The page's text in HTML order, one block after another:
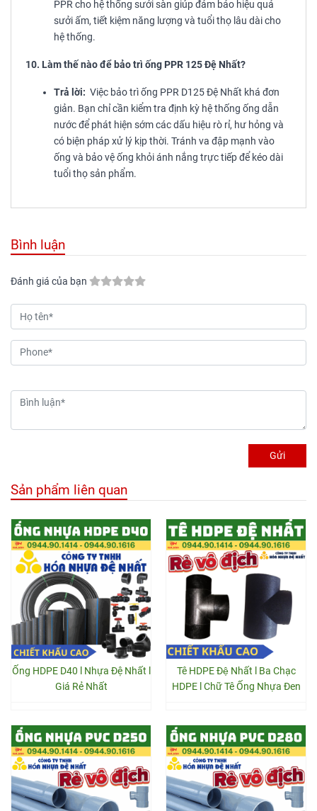
PPR cho hệ thống sưởi sàn giúp đảm bảo hiệu quả
sưởi ấm, tiết kiệm năng lượng và tuổi thọ lâu dài cho
hệ thống.
10. Làm thế nào để bảo trì ống PPR 125 Đệ Nhất?
Trả lời: Việc bảo trì ống PPR D125 Đệ Nhất khá đơn
giản. Bạn chỉ cần kiểm tra định kỳ hệ thống ống dẫn
nước để phát hiện sớm các dấu hiệu rò rỉ, hư hỏng và
có biện pháp xử lý kịp thời. Tránh va đập mạnh vào
ống và bảo vệ ống khỏi ánh nắng trực tiếp để kéo dài
tuổi thọ sản phẩm.
Bình luận
Đánh giá của bạn
Gửi
Sản phẩm liên quan
Ống HDPE D40 l Nhựa Đệ Nhất l
Giá Rẻ Nhất
Tê HDPE Đệ Nhất l Ba Chạc
HDPE l Chữ Tê Ống Nhựa Đen